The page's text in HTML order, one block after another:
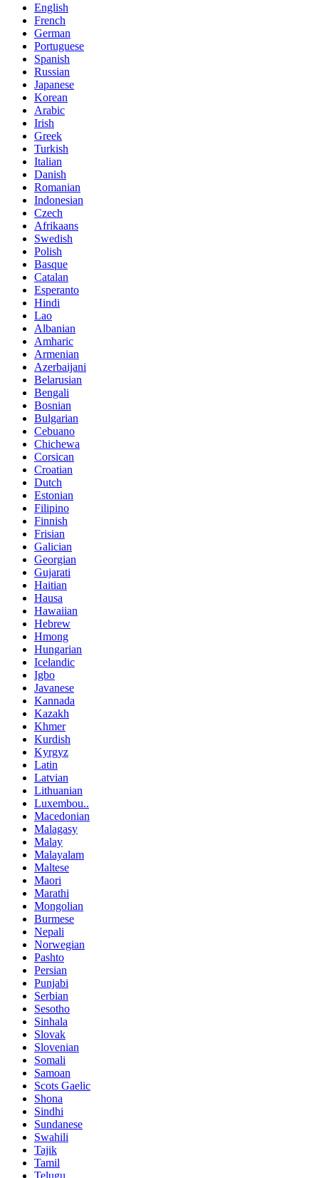
English
French
German
Portuguese
Spanish
Russian
Japanese
Korean
Arabic
Irish
Greek
Turkish
Italian
Danish
Romanian
Indonesian
Czech
Afrikaans
Swedish
Polish
Basque
Catalan
Esperanto
Hindi
Lao
Albanian
Amharic
Armenian
Azerbaijani
Belarusian
Bengali
Bosnian
Bulgarian
Cebuano
Chichewa
Corsican
Croatian
Dutch
Estonian
Filipino
Finnish
Frisian
Galician
Georgian
Gujarati
Haitian
Hausa
Hawaiian
Hebrew
Hmong
Hungarian
Icelandic
Igbo
Javanese
Kannada
Kazakh
Khmer
Kurdish
Kyrgyz
Latin
Latvian
Lithuanian
Luxembou..
Macedonian
Malagasy
Malay
Malayalam
Maltese
Maori
Marathi
Mongolian
Burmese
Nepali
Norwegian
Pashto
Persian
Punjabi
Serbian
Sesotho
Sinhala
Slovak
Slovenian
Somali
Samoan
Scots Gaelic
Shona
Sindhi
Sundanese
Swahili
Tajik
Tamil
Telugu